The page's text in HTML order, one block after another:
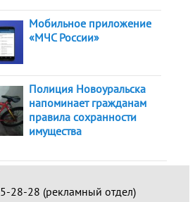
Мобильное приложение
«МЧС России»
Полиция Новоуральска
напоминает гражданам
правила сохранности
имущества
28-28 (рекламный отдел)